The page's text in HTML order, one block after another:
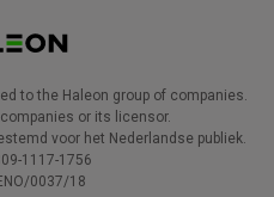
to the Haleon group of companies.
or its licensor.
voor het Nederlandse publiek.
1117-1756
0037/18